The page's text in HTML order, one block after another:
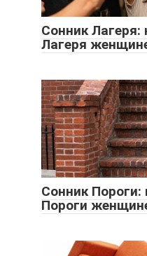
Сонник Лагеря:
Лагеря
Сонник Пороги:
Пороги